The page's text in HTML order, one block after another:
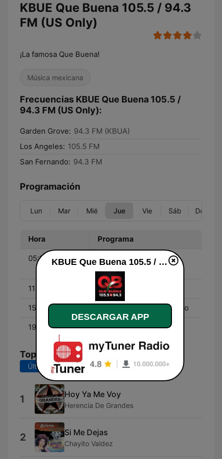
KBUE Que Buena 105.5 / 94.3
FM (US Only)
¡La famosa Que Buena!
Música mexicana
Frecuencias KBUE Que Buena 105.5 /
94.3 FM (US Only):
Garden Grove: 94.3 FM (KBUA)
Los Angeles: 105.5 FM
San Fernando: 94.3 FM
Programación
Lun Mar Mié Jue Vie Sáb Dom
Hora Programa
05:00 - 11:00
Don Cheto Al Aire -
Aniceto
11:00 - 15:00 La Socia - Silvia Pinal
15:00 - 19:00 El Parientito y El Marciano
19:00 - 00:00 El Pinchi Rika
Top Canciones
Últimos 7 días Últimos 30 días
1 Hoy Ya Me Voy
Herencia De Grandes
2 Si Me Dejas
Chayito Valdez
KBUE Que Buena 105.5 / 94.3 FM (US Only) en vivo
DESCARGAR APP